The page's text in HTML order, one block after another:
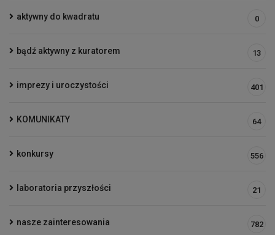
aktywny do kwadratu 0
bądź aktywny z kuratorem 13
imprezy i uroczystości 401
KOMUNIKATY 64
konkursy 556
laboratoria przyszłości 21
nasze zainteresowania 782